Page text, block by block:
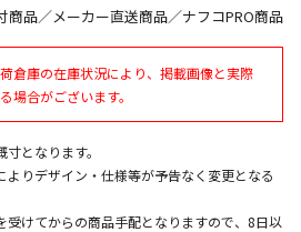
工事が必要な商品です。別途費用が発
に送料がかかる商品です
商品／メーカー直送商品／ナフコPRO商品
倉庫の在庫状況により、掲載画像と実際
場合がございます。
となります。
りデザイン・仕様等が予告なく変更となる
けてからの商品手配となりますので、8日以